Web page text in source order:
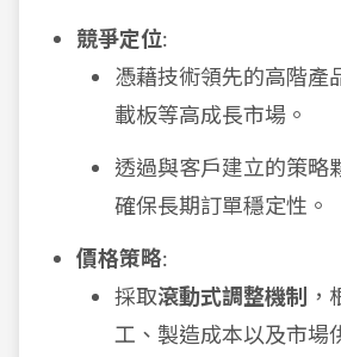
競爭定位:
憑藉技術領先的高階產
載板等高成長市場。
透過與客戶建立的策略
確保長期訂單穩定性。
價格策略:
採取滾動式調整機制 ，
工、製造成本以及市場